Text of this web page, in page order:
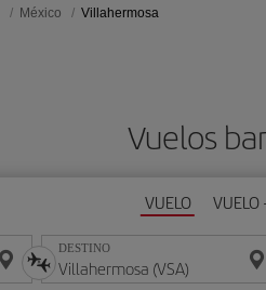
México Villahermosa
Vuelos
VUELO VUELO
DESTINO